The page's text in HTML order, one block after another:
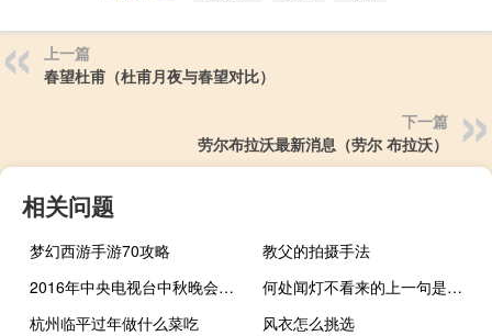
上一篇
春望杜甫（杜甫月夜与春望对比）
下一篇
劳尔布拉沃最新消息（劳尔 布拉沃）
相关问题
梦幻西游手游70攻略
教父的拍摄手法
2016年中央电视台中秋晚会视频（2016年中央电视台中秋晚会）
何处闻灯不看来的上一句是什么
杭州临平过年做什么菜吃
风衣怎么挑选